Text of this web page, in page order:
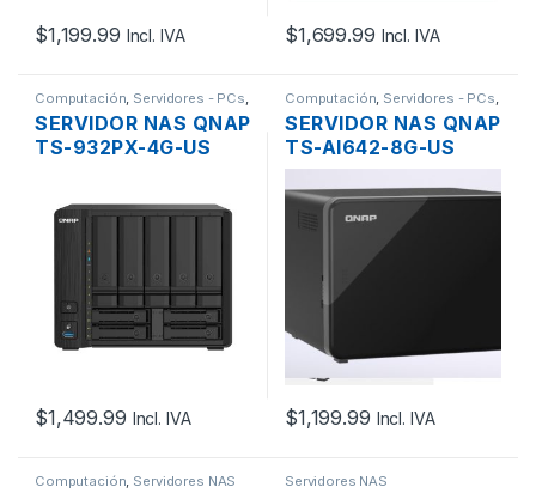
$1,199.99 Incl. IVA $1,699.99 Incl. IVA
Computación Servidores - PCs
Servidores NAS
SERVIDOR NAS QNAP
TS-932PX-4G-US
QC 1.7GHZ, 4GB RAM
DDR4, PUERTOS USB
3.2, 2×2.5GBE,
2XSFP+ 10GBE
$1,499.99 Incl. IVA
Computación Servidores - PCs
Servidores NAS
SERVIDOR NAS QNAP
TS-AI642-8G-US
6XBAHIAS, SATA,
QC 2.2GHZ, DDR3
8GB,2 PUERTOS USB
3.0, 2 GIGABIT
$1,199.99 Incl. IVA
Computación Servidores NAS Servidores NAS